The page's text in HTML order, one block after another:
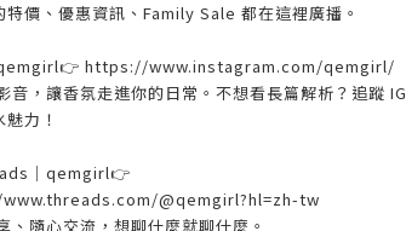
特價、優惠資訊、Family Sale 都在這裡廣播。
qemgirl👉 https://www.instagram.com/qemgirl/
音，讓香氛走進你的日常。不想看長篇解析？追蹤 IG
力！
｜qemgirl👉
@qemgirl?hl=zh-tw
、隨心交流，想聊什麼就聊什麼。